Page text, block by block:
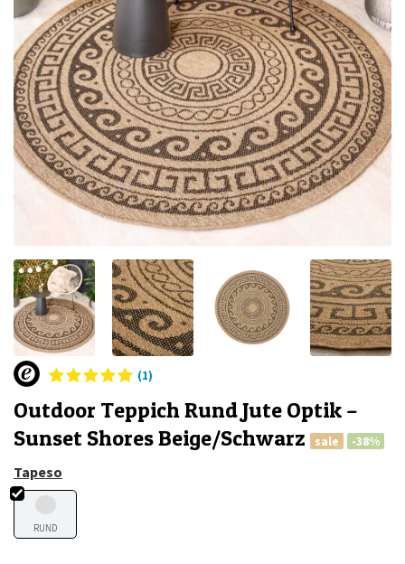
(1)
Outdoor Teppich Rund Jute Optik –
Sunset Shores Beige/Schwarz
sale -38%
Tapeso
RUND